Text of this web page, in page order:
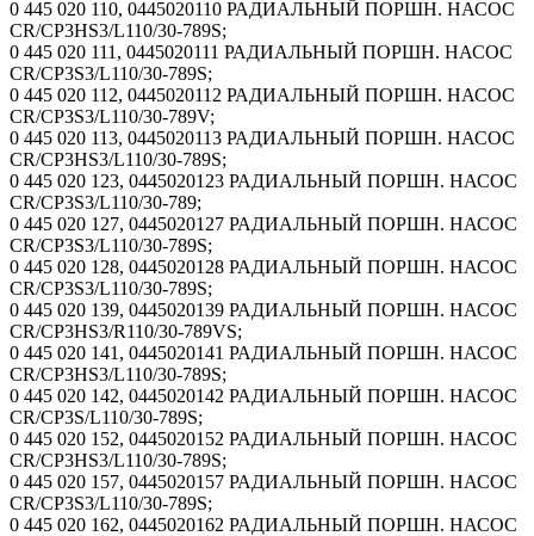
0 445 020 110, 0445020110 РАДИАЛЬНЫЙ ПОРШН. НАСОС
CR/CP3HS3/L110/30-789S;
0 445 020 111, 0445020111 РАДИАЛЬНЫЙ ПОРШН. НАСОС
CR/CP3S3/L110/30-789S;
0 445 020 112, 0445020112 РАДИАЛЬНЫЙ ПОРШН. НАСОС
CR/CP3S3/L110/30-789V;
0 445 020 113, 0445020113 РАДИАЛЬНЫЙ ПОРШН. НАСОС
CR/CP3HS3/L110/30-789S;
0 445 020 123, 0445020123 РАДИАЛЬНЫЙ ПОРШН. НАСОС
CR/CP3S3/L110/30-789;
0 445 020 127, 0445020127 РАДИАЛЬНЫЙ ПОРШН. НАСОС
CR/CP3S3/L110/30-789S;
0 445 020 128, 0445020128 РАДИАЛЬНЫЙ ПОРШН. НАСОС
CR/CP3S3/L110/30-789S;
0 445 020 139, 0445020139 РАДИАЛЬНЫЙ ПОРШН. НАСОС
CR/CP3HS3/R110/30-789VS;
0 445 020 141, 0445020141 РАДИАЛЬНЫЙ ПОРШН. НАСОС
CR/CP3HS3/L110/30-789S;
0 445 020 142, 0445020142 РАДИАЛЬНЫЙ ПОРШН. НАСОС
CR/CP3S/L110/30-789S;
0 445 020 152, 0445020152 РАДИАЛЬНЫЙ ПОРШН. НАСОС
CR/CP3HS3/L110/30-789S;
0 445 020 157, 0445020157 РАДИАЛЬНЫЙ ПОРШН. НАСОС
CR/CP3S3/L110/30-789S;
0 445 020 162, 0445020162 РАДИАЛЬНЫЙ ПОРШН. НАСОС